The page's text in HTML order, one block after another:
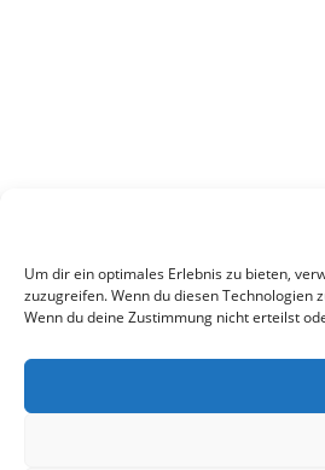
Um dir ein optimales Erlebnis zu bieten,
zuzugreifen. Wenn du diesen
Wenn du deine Zustimmung nicht erteilst